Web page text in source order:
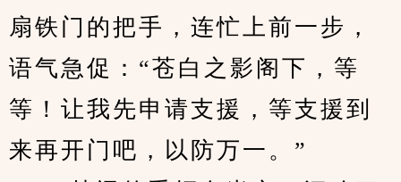
扇铁门的把手，连忙上前一步，
语气急促：“苍白之影阁下，等
等！让我先申请支援，等支援到
来再开门吧，以防万一。”